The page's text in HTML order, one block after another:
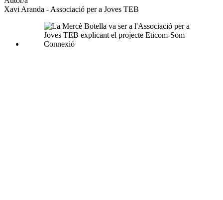
Xavi Aranda - Associació per a Joves TEB